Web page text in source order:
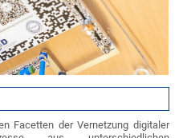
Facetten der Vernetzung digitaler